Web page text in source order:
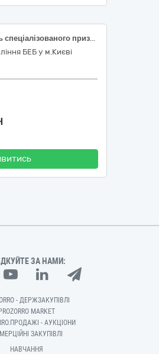
Легковий автомобіль спеціалізованого призначення (з дообладнанням спецзасобами) за кодом ДК 021:2015 - 34110000-1 – Легкові автомобілі
БЕБ у м.Києві
ЗА НАМИ:
- ДЕРЖЗАКУПІВЛІ
PROZORRO MARKET
- АУКЦІОНИ
ЗАКУПІВЛІ
НАВЧАННЯ